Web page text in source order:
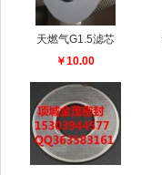
天燃气G1.5滤芯
￥10.00